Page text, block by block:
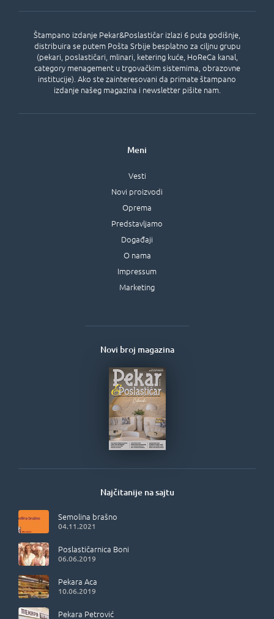
Štampano izdanje Pekar&Poslastičar izlazi 6 puta godišnje,
distribuira se putem Pošta Srbije besplatno za ciljnu grupu
(pekari, poslastičari, mlinari, ketering kuće, HoReCa kanal,
category menagement u trgovačkim sistemima, obrazovne
institucije). Ako ste zainteresovani da primate štampano
izdanje našeg magazina i newsletter pišite nam.
Meni
Vesti
Novi proizvodi
Oprema
Predstavljamo
Događaji
O nama
Impressum
Marketing
Najčitanije na sajtu
Semolina brašno
04.11.2021
Poslastičarnica Boni
06.06.2019
Pekara Aca
10.06.2019
Pekara Petrović
Novi broj magazina